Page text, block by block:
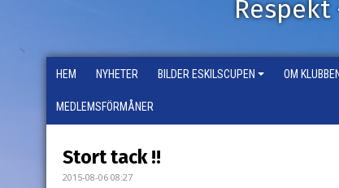
Respekt
HEM NYHETER BILDER ESKILSCUPEN OM KLUBBEN
MEDLEMSFÖRMÅNER
Stort tack !!
2015-08-06 08:27